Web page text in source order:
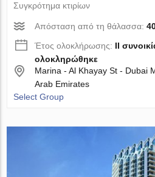
Συγκρότημα κτιρίων
Απόσταση από τη θάλασσα:
Έτος ολοκλήρωσης: II
ολοκληρώθηκε
Marina - Al Khayay St - Dubai
Arab Emirates
Select Group